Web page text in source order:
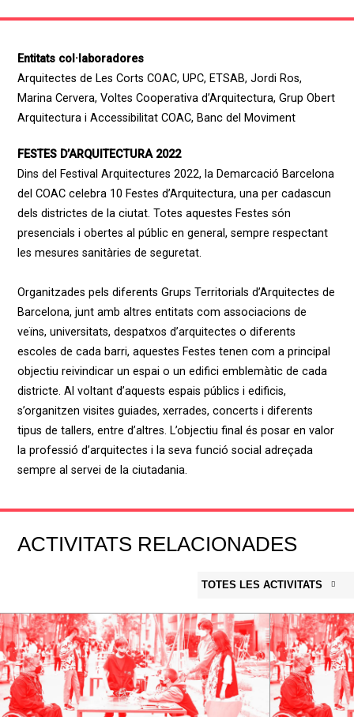
Entitats col·laboradores
Arquitectes de Les Corts COAC, UPC, ETSAB, Jordi Ros,
Marina Cervera, Voltes Cooperativa d’Arquitectura, Grup Obert
Arquitectura i Accessibilitat COAC, Banc del Moviment
FESTES D’ARQUITECTURA 2022
Dins del Festival Arquitectures 2022, la Demarcació Barcelona
del COAC celebra 10 Festes d’Arquitectura, una per cadascun
dels districtes de la ciutat. Totes aquestes Festes són
presencials i obertes al públic en general, sempre respectant
les mesures sanitàries de seguretat.
Organitzades pels diferents Grups Territorials d’Arquitectes de
Barcelona, junt amb altres entitats com associacions de
veïns, universitats, despatxos d’arquitectes o diferents
escoles de cada barri, aquestes Festes tenen com a principal
objectiu reivindicar un espai o un edifici emblemàtic de cada
districte. Al voltant d’aquests espais públics i edificis,
s’organitzen visites guiades, xerrades, concerts i diferents
tipus de tallers, entre d’altres. L’objectiu final és posar en valor
la professió d’arquitectes i la seva funció social adreçada
sempre al servei de la ciutadania.
ACTIVITATS RELACIONADES
TOTES LES ACTIVITATS